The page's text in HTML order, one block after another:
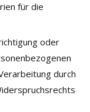
für die
oder
durch